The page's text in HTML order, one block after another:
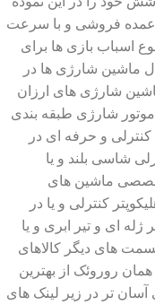
عمده فروشی و با سرعت
اسباب بازی ها برای
ماشین شارژی ها در
شارژی های ارزان
بلند و موتور شارژی طبقه بندی
و حرفه ای در
شاسی بلند و یا
ماشین های
کنترلی و یا در
ای و تیر ابری و یا
های دیگر کالاهای
روروئک از بهترین
تر در زیر لینک های